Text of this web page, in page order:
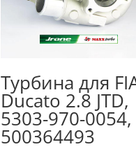
Турбина для
Ducato 2.8 JTD,
5303-970-0054,
500364493